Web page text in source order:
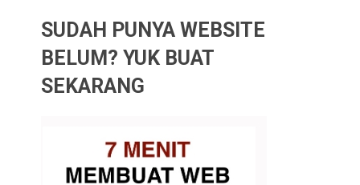
SUDAH PUNYA WEBSITE
BELUM? YUK BUAT
SEKARANG